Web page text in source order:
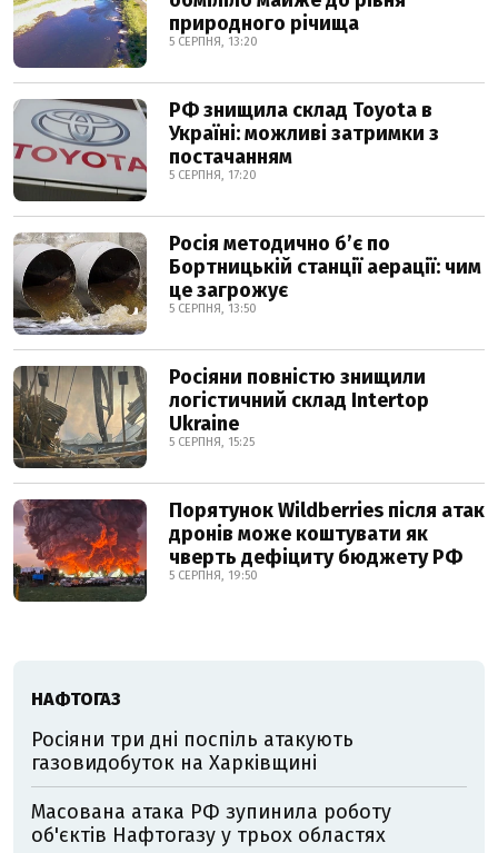
природного річища
5 СЕРПНЯ, 13:20
РФ знищила склад Toyota в
Україні: можливі затримки з
постачанням
5 СЕРПНЯ, 17:20
Росія методично б’є по
Бортницькій станції аерації: чим
це загрожує
5 СЕРПНЯ, 13:50
Росіяни повністю знищили
логістичний склад Intertop
Ukraine
5 СЕРПНЯ, 15:25
Порятунок Wildberries після атак
дронів може коштувати як
чверть дефіциту бюджету РФ
5 СЕРПНЯ, 19:50
НАФТОГАЗ
Росіяни три дні поспіль атакують
газовидобуток на Харківщині
Масована атака РФ зупинила роботу
об'єктів Нафтогазу у трьох областях